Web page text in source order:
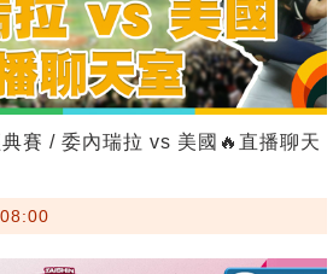
賽 / 委內瑞拉 vs 美國🔥直播聊天